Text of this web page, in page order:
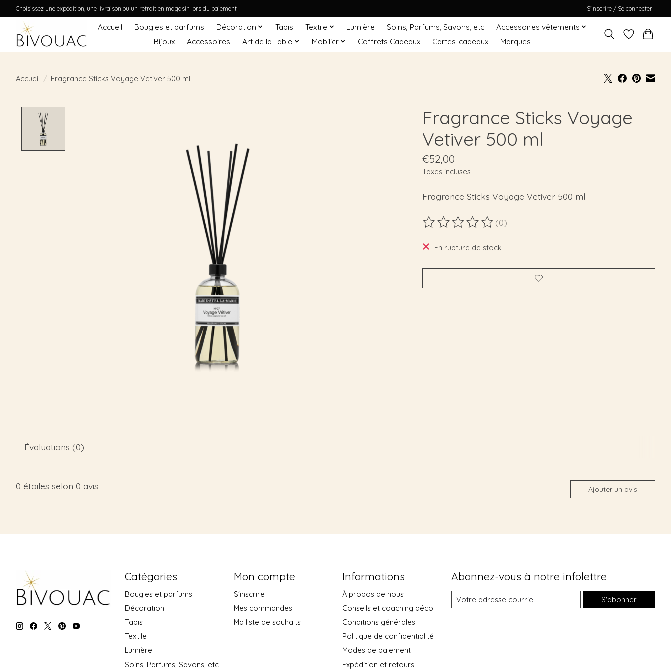
Choisissez une expédition, une livraison ou un retrait en magasin lors du paiement S’inscrire / Se connecter
Accueil Bougies et parfums Décoration Tapis Textile Lumière Soins, Parfums, Savons, etc
Accessoires vêtements
Bijoux
Accessoires Art de la Table Mobilier Coffrets Cadeaux Cartes-cadeaux Marques
Accueil / Fragrance Sticks Voyage Vetiver 500 ml
Fragrance Sticks Voyage
Vetiver 500 ml
€52,00
Taxes incluses
Fragrance Sticks Voyage Vetiver 500 ml
Ce produit est évalué à
(0)
En rupture de stock
Évaluations (0)
0 étoiles selon 0 avis Ajouter un avis
Catégories
Bougies et parfums
Décoration
Tapis
Textile
Lumière
Soins, Parfums, Savons, etc
Mon compte
S'inscrire
Mes commandes
Ma liste de souhaits
Informations
À propos de nous
Conseils et coaching déco
Conditions générales
Politique de confidentialité
Modes de paiement
Expédition et retours
Abonnez-vous à notre infolettre
S'abonner